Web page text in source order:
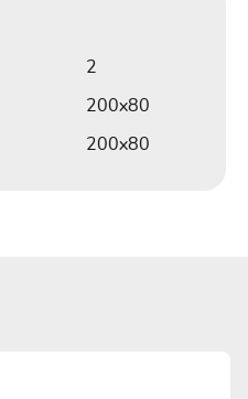
2
200x80
200x80